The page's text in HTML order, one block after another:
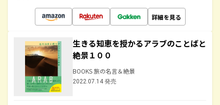
詳細を見る
生きる知恵を授かるアラブのことばと
絶景１００
BOOKS 旅の名言＆絶景
2022.07.14 発売